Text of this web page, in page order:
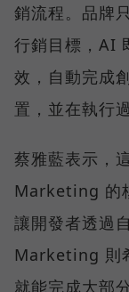
銷流程。品牌
行銷目標，AI
效，自動完成
置，並在執行
蔡雅藍表示，
Marketing 的
讓開發者透過
Marketing 則
就能完成大部